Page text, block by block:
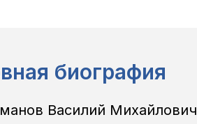
биография
Василий Михайлович